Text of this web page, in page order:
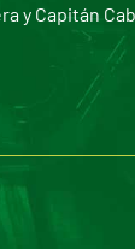
y Capitán